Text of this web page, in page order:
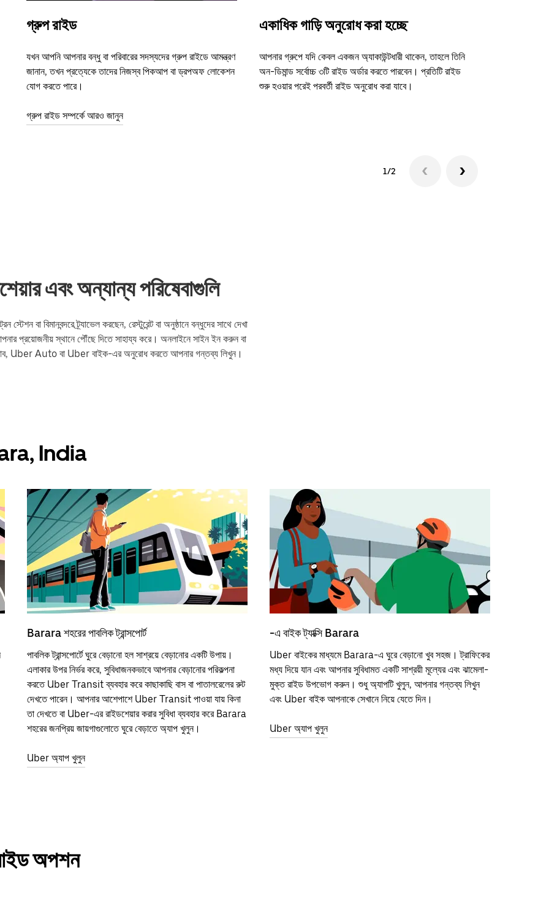
গ্রুপ রাইড
যখন আপনি আপনার বন্ধু বা পরিবারের সদস্যদের গ্রুপ রাইডে আমন্ত্রণ
জানান, তখন প্রত্যেকে তাদের নিজস্ব পিকআপ বা ড্রপঅফ লোকেশন
যোগ করতে পারে।
গ্রুপ রাইড সম্পর্কে আরও জানুন
একাধিক গাড়ি অনুরোধ করা হচ্ছে
আপনার গ্রুপে যদি কেবল একজন অ্যাকাউন্টধারী থাকেন, তাহলে তিনি
অন-ডিমান্ড সর্বোচ্চ ৩টি রাইড অর্ডার করতে পারবেন। প্রতিটি রাইড
শুরু হওয়ার পরেই পরবর্তী রাইড অনুরোধ করা যাবে।
1/2
এবং অন্যান্য পরিষেবাগুলি
বিমানবন্দরে ট্র্যাভেল করছেন, রেস্টুরেন্ট বা অনুষ্ঠানে বন্ধুদের সাথে দেখা
স্থানে পৌঁছে দিতে সাহায্য করে। অনলাইনে সাইন ইন করুন বা
Uber Auto বা Uber বাইক-এর অনুরোধ করতে আপনার গন্তব্য লিখুন।
India
Barara শহরের পাবলিক ট্রান্সপোর্ট
পাবলিক ট্রান্সপোর্টে ঘুরে বেড়ানো হল সাশ্রয়ে বেড়ানোর একটি উপায়।
এলাকার উপর নির্ভর করে, সুবিধাজনকভাবে আপনার বেড়ানোর পরিকল্পনা
করতে Uber Transit ব্যবহার করে কাছাকাছি বাস বা পাতালরেলের রুট
দেখতে পারেন। আপনার আশেপাশে Uber Transit পাওয়া যায় কিনা
তা দেখতে বা Uber-এর রাইডশেয়ার করার সুবিধা ব্যবহার করে Barara
শহরের জনপ্রিয় জায়গাগুলোতে ঘুরে বেড়াতে অ্যাপ খুলুন।
Uber অ্যাপ খুলুন
-এ বাইক ট্যাক্সি Barara
Uber বাইকের মাধ্যমে Barara-এ ঘুরে বেড়ানো খুব সহজ। ট্রাফিকের
মধ্য দিয়ে যান এবং আপনার সুবিধামত একটি সাশ্রয়ী মূল্যের এবং ঝামেলা-
মুক্ত রাইড উপভোগ করুন। শুধু অ্যাপটি খুলুন, আপনার গন্তব্য লিখুন
এবং Uber বাইক আপনাকে সেখানে নিয়ে যেতে দিন।
Uber অ্যাপ খুলুন
অপশন